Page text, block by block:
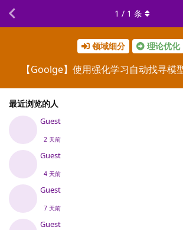
领域细分 理论优化
【Goolge】使用强化学习自动找寻
最近浏览的人
Guest
2 天前
Guest
4 天前
Guest
7 天前
Guest
1 / 1 条